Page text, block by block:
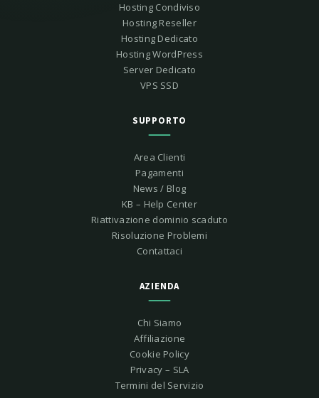
Hosting Condiviso
Hosting Reseller
Hosting Dedicato
Hosting WordPress
Server Dedicato
VPS SSD
SUPPORTO
Area Clienti
Pagamenti
News / Blog
KB – Help Center
Riattivazione dominio scaduto
Risoluzione Problemi
Contattaci
AZIENDA
Chi Siamo
Affiliazione
Cookie Policy
Privacy – SLA
Termini del Servizio